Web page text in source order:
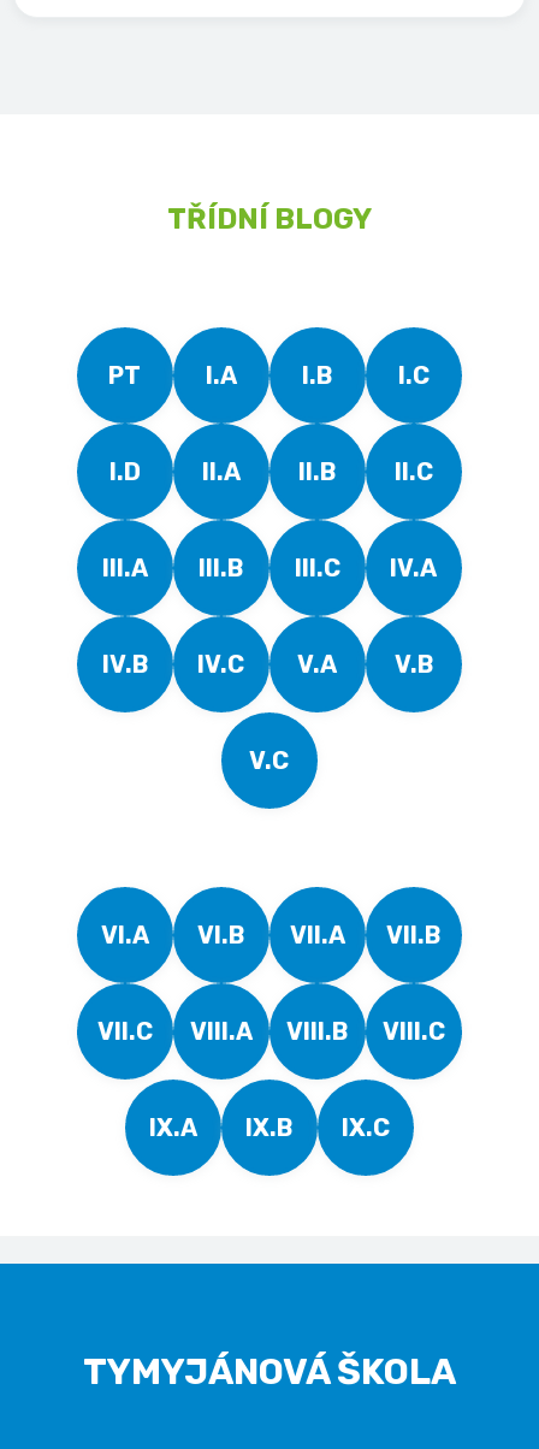
TŘÍDNÍ BLOGY
PT I.A I.B I.C
I.D II.A II.B II.C
III.A III.B III.C IV.A
IV.B IV.C V.A V.B
V.C
VI.A VI.B VII.A VII.B
VII.C VIII.A VIII.B VIII.C
IX.A IX.B IX.C
TYMYJÁNOVÁ ŠKOLA